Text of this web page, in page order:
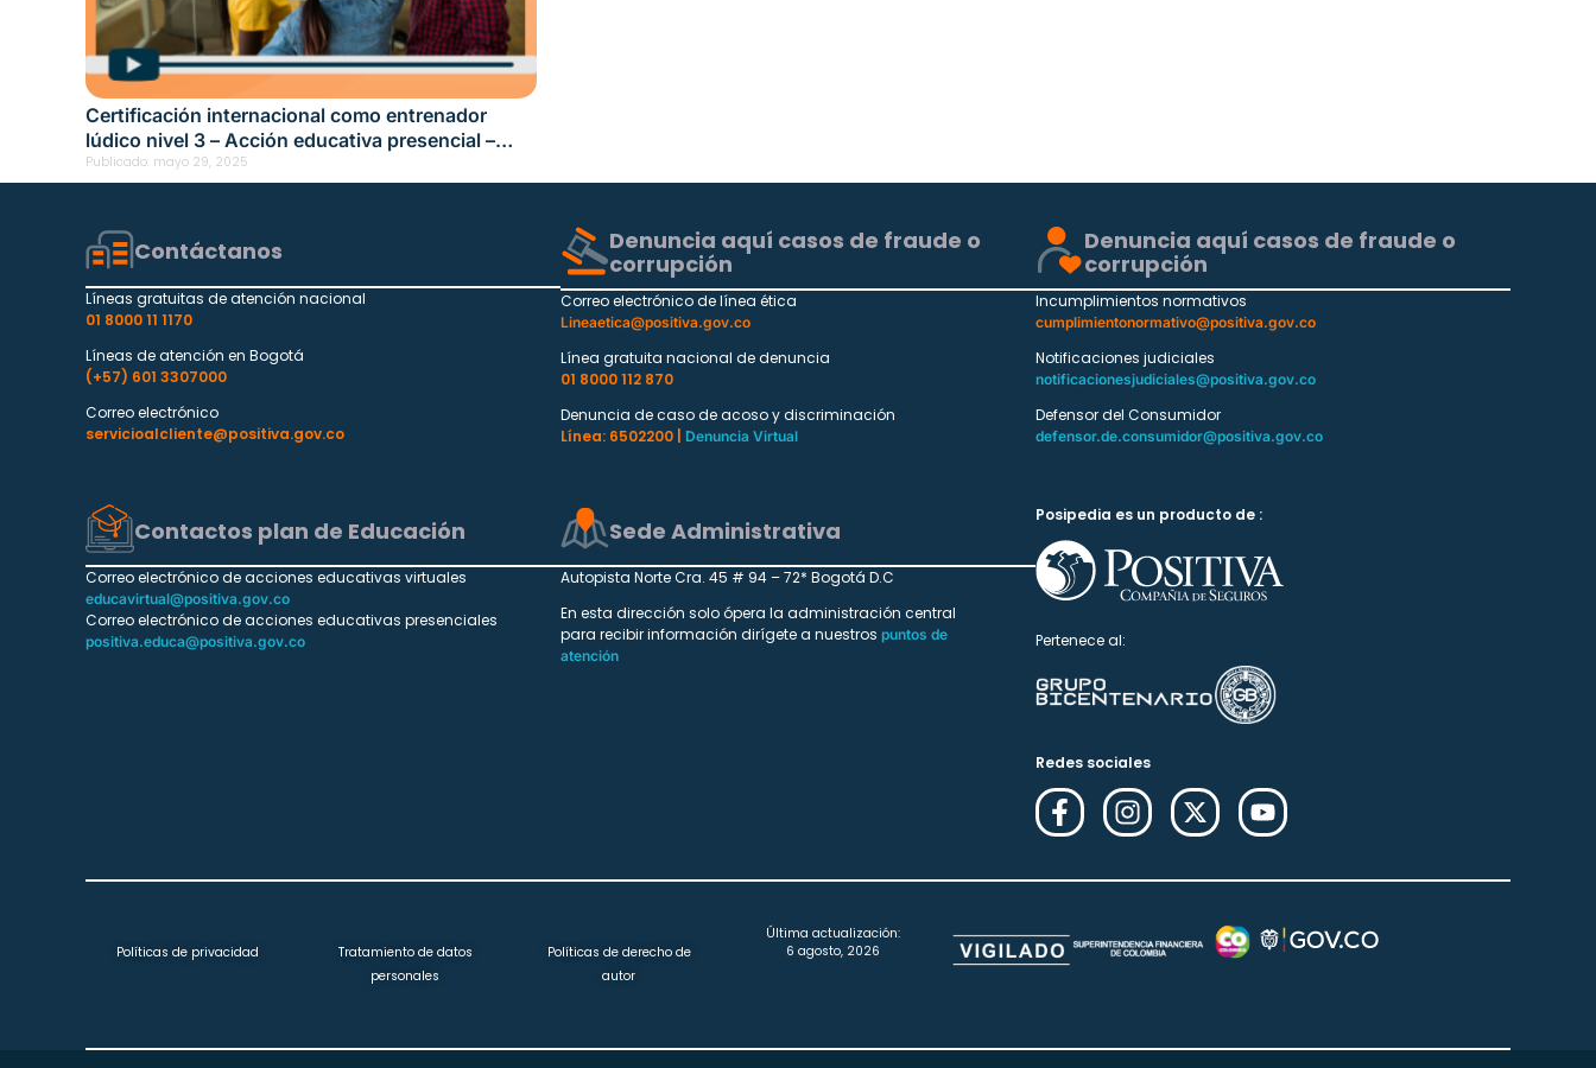
Certificación internacional como entrenador
lúdico nivel 3 – Acción educativa presencial –
Tunja Fecha: mayo 14, 2025
Publicado: mayo 29, 2025
Contáctanos
Líneas gratuitas de atención nacional
01 8000 11 1170
Líneas de atención en Bogotá
(+57) 601 3307000
Correo electrónico
servicioalcliente@positiva.gov.co
Denuncia aquí casos de fraude o
corrupción
Correo electrónico de línea ética
Lineaetica@positiva.gov.co
Línea gratuita nacional de denuncia
01 8000 112 870
Denuncia de caso de acoso y discriminación
Línea: 6502200 |
Denuncia Virtual
Denuncia aquí casos de fraude o
corrupción
Incumplimientos normativos
cumplimientonormativo@positiva.gov.co
Notificaciones judiciales
notificacionesjudiciales@positiva.gov.co
Defensor del Consumidor
defensor.de.consumidor@positiva.gov.co
Contactos plan de Educación
Correo electrónico de acciones educativas virtuales
educavirtual@positiva.gov.co
Correo electrónico de acciones educativas presenciales
positiva.educa@positiva.gov.co
Sede Administrativa
Autopista Norte Cra. 45 # 94 – 72* Bogotá D.C
En esta dirección solo ópera la administración central
para recibir información dirígete a nuestros puntos de
atención
Posipedia es un producto de :
Pertenece al:
Redes sociales
Políticas de privacidad
Tratamiento de datos
personales
Políticas de derecho de
autor
Última actualización:
6 agosto, 2026